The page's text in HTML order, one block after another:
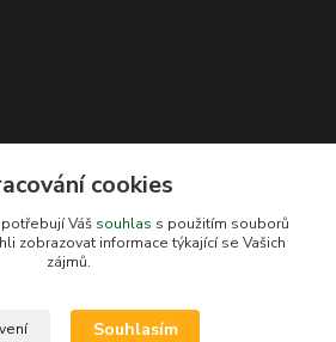
cookies
Váš souhlas s použitím souborů
zobrazovat informace týkající se Vašich
zájmů.
Souhlasím